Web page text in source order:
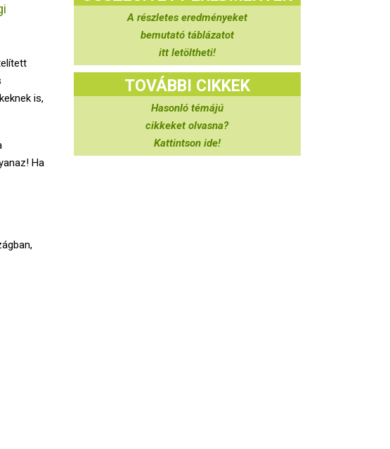
is,
Ha
A részletes eredményeket
bemutató táblázatot
itt letöltheti!
TOVÁBBI CIKKEK
Hasonló témájú
cikkeket olvasna?
Kattintson ide!